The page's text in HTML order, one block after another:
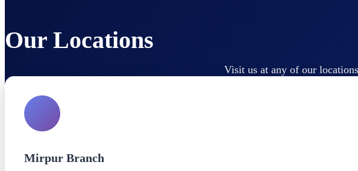
Our Locations
Visit us at any of our
Mirpur Branch